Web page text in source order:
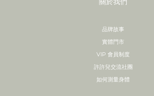
品牌故事
實體門市
VIP 會員制度
許許兒交流社團
如何測量身體